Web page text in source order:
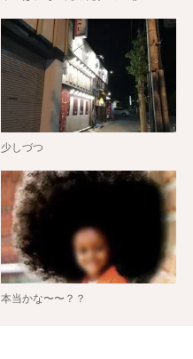
少しづつ
本当かな〜〜？？